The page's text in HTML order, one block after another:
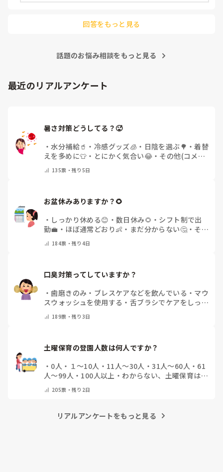
回答をもっと見る
話題のお悩み相談をもっと見る
最近のリアルアンケート
暑さ対策どうしてる？🥵
・水分補給🥤 ・ 冷感グッズ🧊 ・ 日陰を選ぶ🌳 ・着替
えを多めに👕 ・ とにかく気合い😂・ その他(コメン
135票・残り5日
お盆休みありますか？🌻
・ しっかり休める😊 ・ 数日休み🌻 ・ シフト制で出
勤💼 ・ ほぼ通常どおり👶 ・ まだ分からない🤔・ その
184票・残り4日
口臭対策ってしていますか？
・歯磨きのみ ・ ブレスケアなどを飲んでいる ・ マウ
スウォッシュを使用する ・ 舌ブラシでケアをしっか
の他(コメントで教えて下さい)
189票・残り3日
土曜保育の登園人数は何人ですか？
・ 0人 ・ １～10人 ・ 11人～30人 ・31人～60人 ・ 61
人～99人 ・ 100人以上 ・ わからない、土曜保育はな
205票・残り2日
リアルアンケートをもっと見る